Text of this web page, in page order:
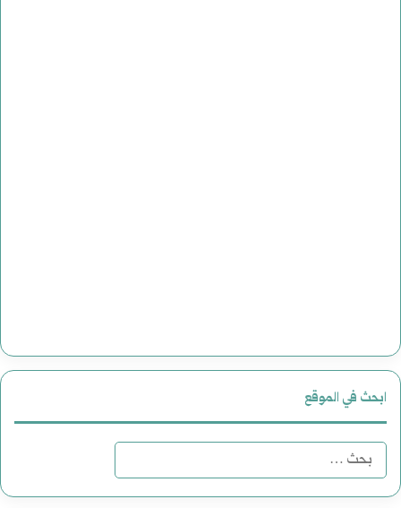
ابحث في الموقع
عن: